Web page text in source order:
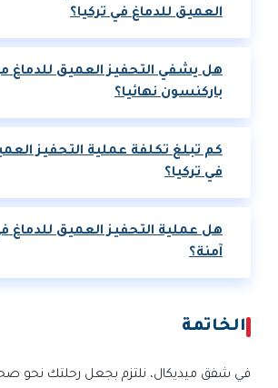
العميق للدماغ في تركيا؟
هل يشفي التحفيز العميق للدماغ
باركنسون نهائيا؟
كم تبلغ تكلفة عملية التحفيز
في تركيا؟
هل عملية التحفيز العميق للدماغ
آمنة؟
الخاتمة
في شفق ميديكال، نلتزم بجعل رحلتك